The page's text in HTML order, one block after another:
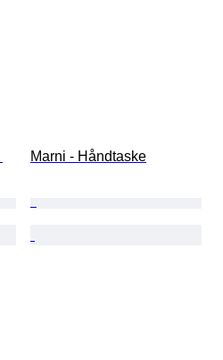
Marni - Håndtaske